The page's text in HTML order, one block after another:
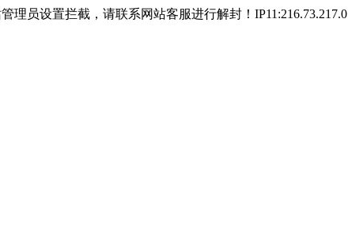
理员设置拦截，请联系网站客服进行解封！IP11:216.73.217.0